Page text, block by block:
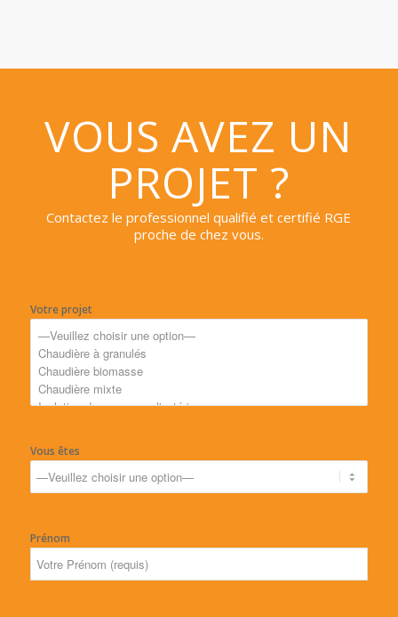
VOUS AVEZ UN
PROJET ?
Contactez le professionnel qualifié et certifié RGE
proche de chez vous.
Votre projet
Vous êtes
Prénom